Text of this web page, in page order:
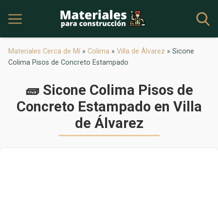
Materiales Cerca de Mí» Colima » Villa de Álvarez » Sicone
Colima Pisos de Concreto Estampado
🧱 Sicone Colima Pisos de
Concreto Estampado en Villa
de Álvarez